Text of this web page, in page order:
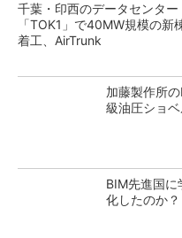
千葉・印西のデータセンター
「TOK1」で40MW規模の新
着工、AirTrunk
加藤製作所
級油圧ショ
BIM先進国
化したのか？